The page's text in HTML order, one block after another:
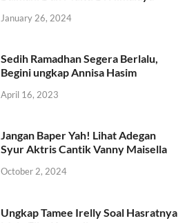
January 26, 2024
Sedih Ramadhan Segera Berlalu,
Begini ungkap Annisa Hasim
April 16, 2023
Jangan Baper Yah! Lihat Adegan
Syur Aktris Cantik Vanny Maisella
October 2, 2024
Ungkap Tamee Irelly Soal Hasratnya